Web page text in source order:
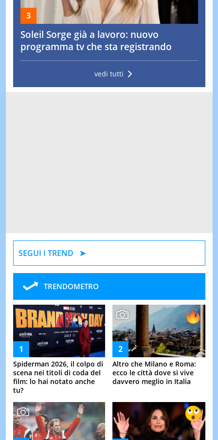
Soleil Sorge già a lavoro: nuovo
programma tv che sta registrando
vedi tutti
SEGUI I TREND
TRENDOMETRO
Spiderman 2026, il colpo di
scena nei titoli di coda del
film: lo hai notato anche
tu?
Altro che Milano e Roma:
ecco le città dove si vive
davvero meglio in Italia